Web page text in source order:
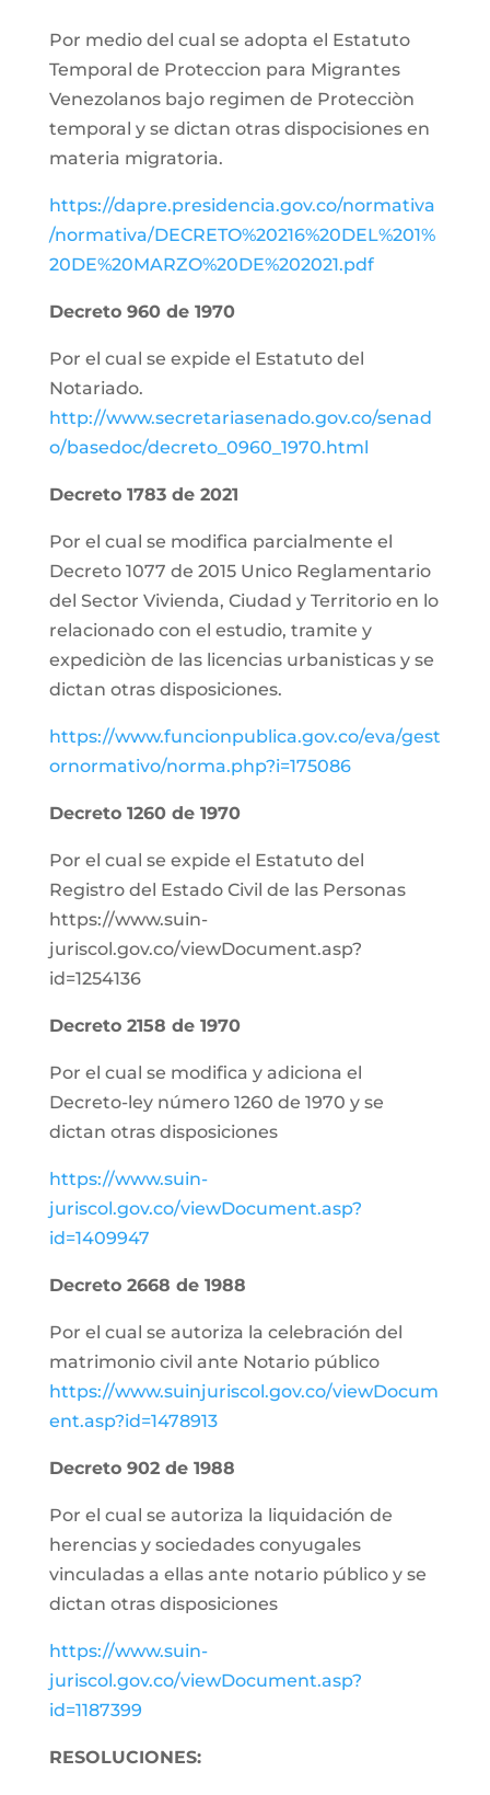
Por medio del cual se adopta el Estatuto
Temporal de Proteccion para Migrantes
Venezolanos bajo regimen de Protecciòn
temporal y se dictan otras dispocisiones en
materia migratoria.
https://dapre.presidencia.gov.co/normativa
/normativa/DECRETO%20216%20DEL%201%
20DE%20MARZO%20DE%202021.pdf
Decreto 960 de 1970
Por el cual se expide el Estatuto del
Notariado.
http://www.secretariasenado.gov.co/senad
o/basedoc/decreto_0960_1970.html
Decreto 1783 de 2021
Por el cual se modifica parcialmente el
Decreto 1077 de 2015 Unico Reglamentario
del Sector Vivienda, Ciudad y Territorio en lo
relacionado con el estudio, tramite y
expediciòn de las licencias urbanisticas y se
dictan otras disposiciones.
https://www.funcionpublica.gov.co/eva/gest
ornormativo/norma.php?i=175086
Decreto 1260 de 1970
Por el cual se expide el Estatuto del
Registro del Estado Civil de las Personas
https://www.suin-
juriscol.gov.co/viewDocument.asp?
id=1254136
Decreto 2158 de 1970
Por el cual se modifica y adiciona el
Decreto-ley número 1260 de 1970 y se
dictan otras disposiciones
https://www.suin-
juriscol.gov.co/viewDocument.asp?
id=1409947
Decreto 2668 de 1988
Por el cual se autoriza la celebración del
matrimonio civil ante Notario público
https://www.suinjuriscol.gov.co/viewDocum
ent.asp?id=1478913
Decreto 902 de 1988
Por el cual se autoriza la liquidación de
herencias y sociedades conyugales
vinculadas a ellas ante notario público y se
dictan otras disposiciones
https://www.suin-
juriscol.gov.co/viewDocument.asp?
id=1187399
RESOLUCIONES: